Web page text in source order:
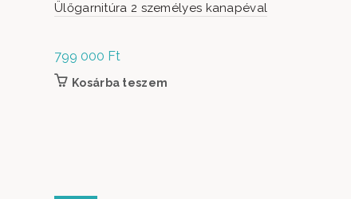
Ülőgarnitúra 2 személyes kanapéval
799 000 Ft
Kosárba teszem